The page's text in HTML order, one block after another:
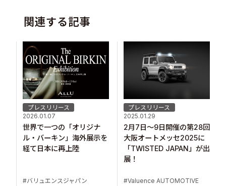
関連する記事
プレスリリース
2026.01.07
世界で一つの「オリジナ
ル・バーキン」海外展示を
経て日本に再上陸
バリュエンスジャパン
プレスリリース
2025.01.29
2月7日～9日開催の第28回
大阪オートメッセ2025に
「TWISTED JAPAN」が出
展！
Valuence AUTOMOTIVE